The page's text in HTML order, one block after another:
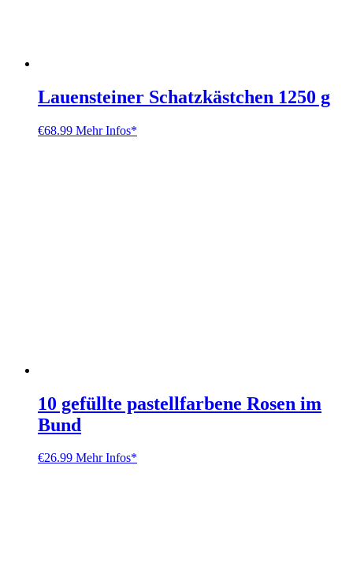
Lauensteiner Schatzkästchen 1250 g
€68.99 Mehr Infos*
10 gefüllte pastellfarbene Rosen im
Bund
€26.99 Mehr Infos*